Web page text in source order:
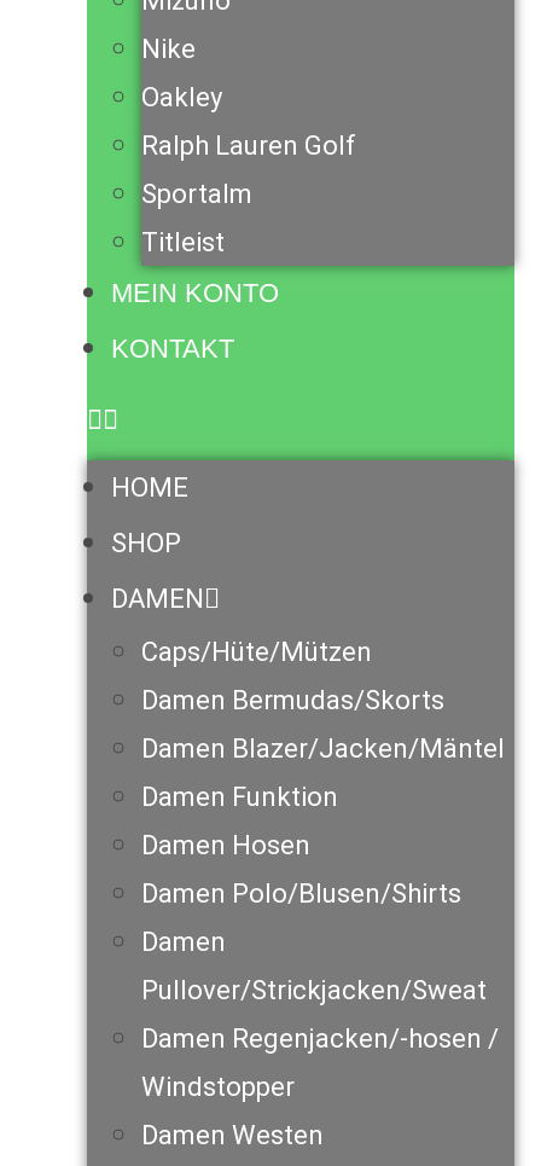
Nike
Oakley
Ralph Lauren Golf
Sportalm
Titleist
MEIN KONTO
KONTAKT
HOME
SHOP
DAMEN
Caps/Hüte/Mützen
Damen Bermudas/Skorts
Damen Blazer/Jacken/Mäntel
Damen Funktion
Damen Hosen
Damen Polo/Blusen/Shirts
Damen
Pullover/Strickjacken/Sweat
Damen Regenjacken/-hosen /
Windstopper
Damen Westen